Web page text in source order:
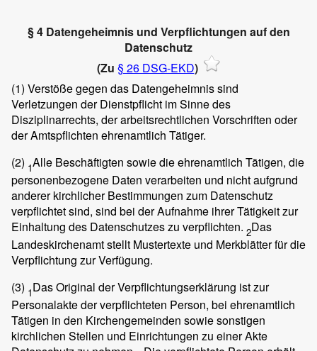
§ 4 Datengeheimnis und Verpflichtungen auf den
Datenschutz
(Zu § 26 DSG-EKD)
(1) Verstöße gegen das Datengeheimnis sind
Verletzungen der Dienstpflicht im Sinne des
Disziplinarrechts, der arbeitsrechtlichen Vorschriften oder
der Amtspflichten ehrenamtlich Tätiger.
(2) 1Alle Beschäftigten sowie die ehrenamtlich Tätigen, die
personenbezogene Daten verarbeiten und nicht aufgrund
anderer kirchlicher Bestimmungen zum Datenschutz
verpflichtet sind, sind bei der Aufnahme ihrer Tätigkeit zur
Einhaltung des Datenschutzes zu verpflichten. 2Das
Landeskirchenamt stellt Mustertexte und Merkblätter für die
Verpflichtung zur Verfügung.
(3) 1Das Original der Verpflichtungserklärung ist zur
Personalakte der verpflichteten Person, bei ehrenamtlich
Tätigen in den Kirchengemeinden sowie sonstigen
kirchlichen Stellen und Einrichtungen zu einer Akte